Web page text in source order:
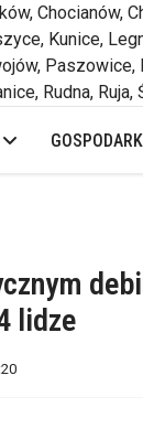
Chocianów,
Kunice,
Paszowice,
Rudna,
lidze